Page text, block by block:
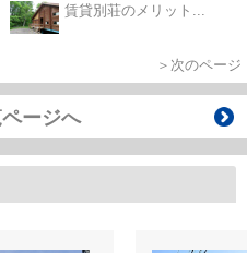
賃貸別荘のメリット...
＞次のページ
ージへ